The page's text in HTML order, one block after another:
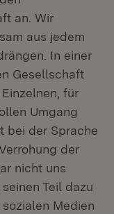
an. Wir
aus jedem
In einer
Gesellschaft
für
Umgang
bei der Sprache
der
nicht uns
Teil dazu
Medien